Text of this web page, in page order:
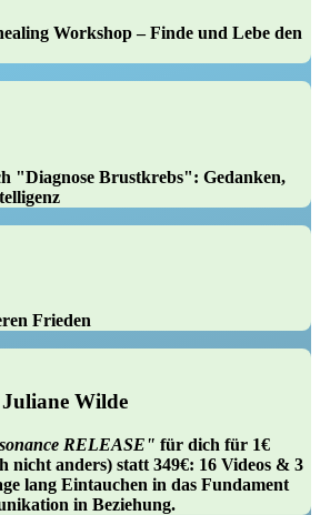
Workshop – Finde und Lebe den
"Diagnose Brustkrebs": Gedanken,
Frieden
Wilde
RELEASE" für dich für 1€
nicht anders) statt 349€: 16 Videos & 3
lang Eintauchen in das Fundament
in Beziehung.